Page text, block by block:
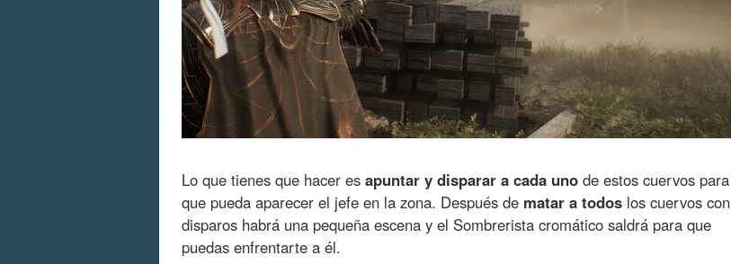
Lo que tienes que hacer es apuntar y disparar a cada uno de estos cuervos para
que pueda aparecer el jefe en la zona. Después de matar a todos los cuervos con
disparos habrá una pequeña escena y el Sombrerista cromático saldrá para que
puedas enfrentarte a él.